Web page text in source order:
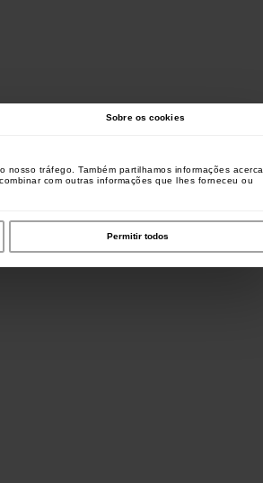
Sobre os cookies
tráfego. Também partilhamos informações acerca
com outras informações que lhes forneceu ou
Permitir todos